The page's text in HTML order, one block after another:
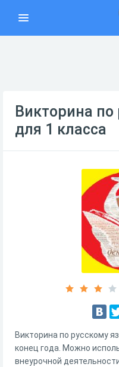
Викторина по
для 1 класса
Викторина по русскому
конец года. Можно
внеурочной